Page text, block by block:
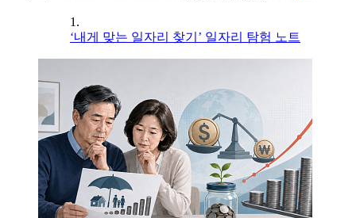
1.
‘내게 맞는 일자리 찾기’ 일자리 탐험 노트